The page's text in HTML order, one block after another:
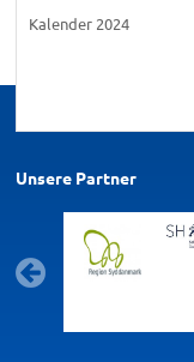
Kalender 2024
Unsere Partner